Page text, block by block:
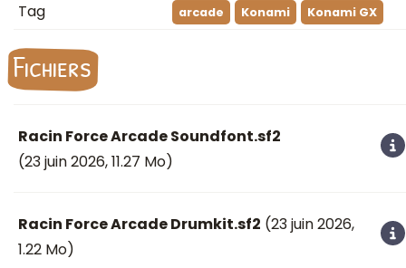
Tag arcade Konami Konami GX
Fichiers
Racin Force Arcade Soundfont.sf2
(23 juin 2026, 11.27 Mo)
Racin Force Arcade Drumkit.sf2 (23 juin 2026,
1.22 Mo)